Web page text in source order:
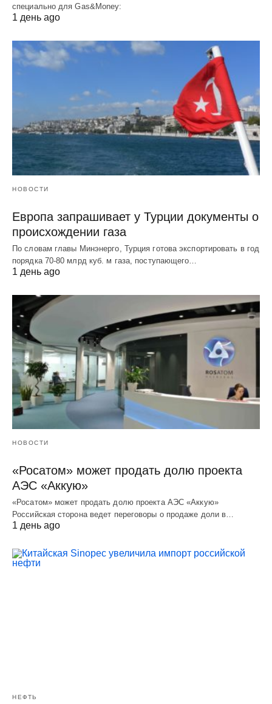
специально для Gas&Money:
1 день ago
НОВОСТИ
Европа запрашивает у Турции документы о
происхождении газа
По словам главы Минэнерго, Турция готова экспортировать в год
порядка 70-80 млрд куб. м газа, поступающего…
1 день ago
НОВОСТИ
«Росатом» может продать долю проекта
АЭС «Аккую»
«Росатом» может продать долю проекта АЭС «Аккую»
Российская сторона ведет переговоры о продаже доли в…
1 день ago
НЕФТЬ